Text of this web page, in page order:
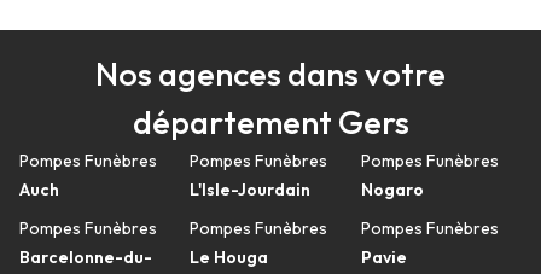
Nos agences dans votre
département Gers
Pompes Funèbres
Auch
Pompes Funèbres
Barcelonne-du-
Pompes Funèbres
L'Isle-Jourdain
Pompes Funèbres
Le Houga
Pompes Funèbres
Nogaro
Pompes Funèbres
Pavie